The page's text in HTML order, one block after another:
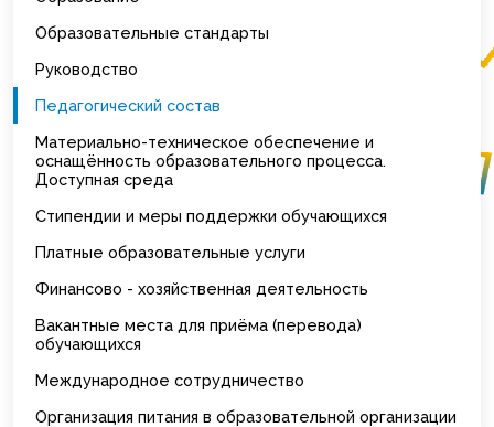
Образовательные стандарты
Руководство
Педагогический состав
Материально-техническое обеспечение и
оснащённость образовательного процесса.
Доступная среда
Стипендии и меры поддержки обучающихся
Платные образовательные услуги
Финансово - хозяйственная деятельность
Вакантные места для приёма (перевода)
обучающихся
Международное сотрудничество
Организация питания в образовательной организации